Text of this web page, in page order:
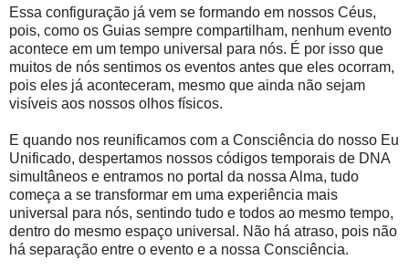
Essa configuração já vem se formando em nossos Céus,
pois, como os Guias sempre compartilham, nenhum evento
acontece em um tempo universal para nós. É por isso que
muitos de nós sentimos os eventos antes que eles ocorram,
pois eles já aconteceram, mesmo que ainda não sejam
visíveis aos nossos olhos físicos.
E quando nos reunificamos com a Consciência do nosso Eu
Unificado, despertamos nossos códigos temporais de DNA
simultâneos e entramos no portal da nossa Alma, tudo
começa a se transformar em uma experiência mais
universal para nós, sentindo tudo e todos ao mesmo tempo,
dentro do mesmo espaço universal. Não há atraso, pois não
há separação entre o evento e a nossa Consciência.